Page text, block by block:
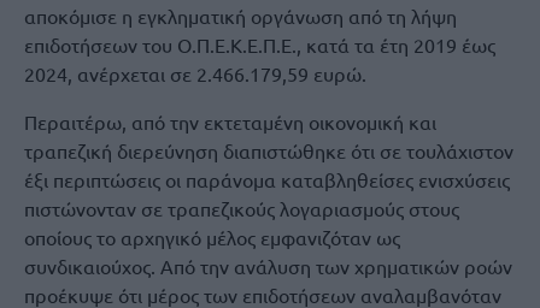
αποκόμισε η εγκληματική οργάνωση από τη λήψη
επιδοτήσεων του Ο.Π.Ε.Κ.Ε.Π.Ε., κατά τα έτη 2019 έως
2024, ανέρχεται σε 2.466.179,59 ευρώ.
Περαιτέρω, από την εκτεταμένη οικονομική και
τραπεζική διερεύνηση διαπιστώθηκε ότι σε τουλάχιστον
έξι περιπτώσεις οι παράνομα καταβληθείσες ενισχύσεις
πιστώνονταν σε τραπεζικούς λογαριασμούς στους
οποίους το αρχηγικό μέλος εμφανιζόταν ως
συνδικαιούχος. Από την ανάλυση των χρηματικών ροών
προέκυψε ότι μέρος των επιδοτήσεων αναλαμβανόταν